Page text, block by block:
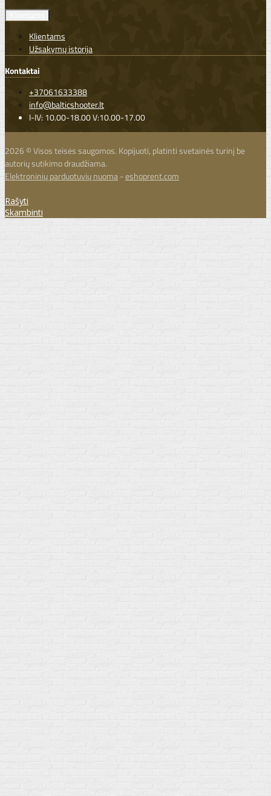
Klientams
Užsakymų istorija
Kontaktai
+37061633388
info@balticshooter.lt
I-IV: 10.00-18.00 V:10.00-17.00
2026 © Visos teisės saugomos. Kopijuoti, platinti svetainės turinį be
autorių sutikimo draudžiama.
Elektroninių parduotuvių nuoma-eshoprent.com
Rašyti
Skambinti